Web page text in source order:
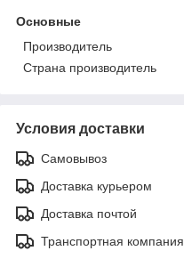
Основные
Производитель
Страна производитель
Условия доставки
Самовывоз
Доставка курьером
Доставка почтой
Транспортная компания